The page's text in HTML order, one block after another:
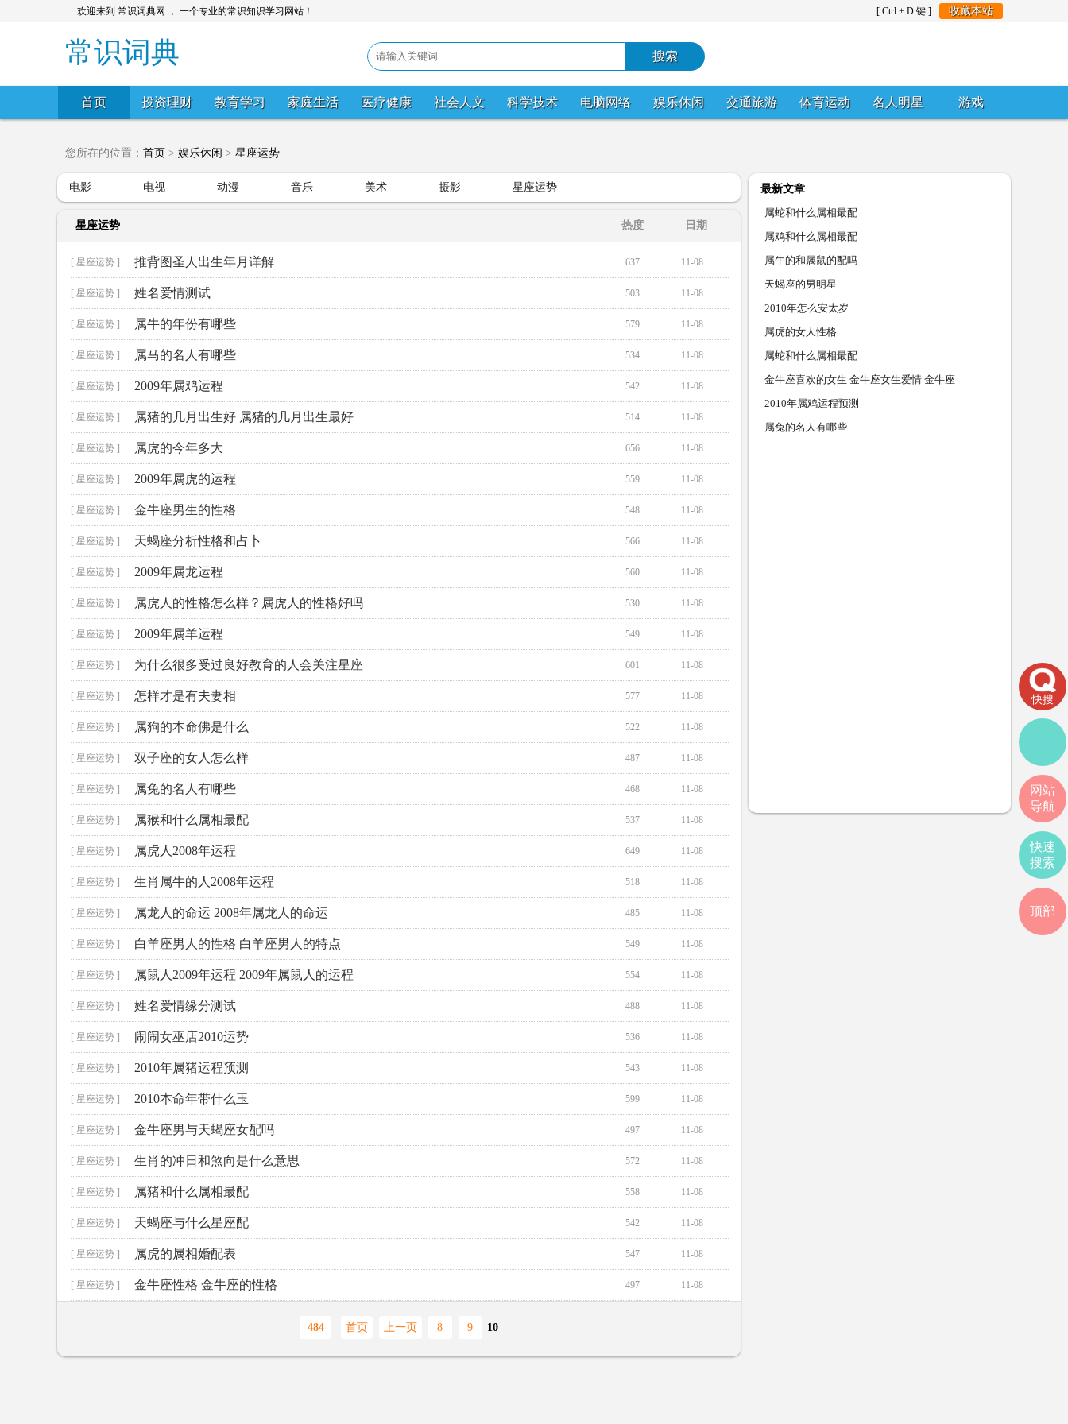
欢迎来到 常识词典网 ， 一个专业的常识知识学习网站！ [ Ctrl + D 键 ] 收藏本站
常识词典
首页 投资理财 教育学习 家庭生活 医疗健康 社会人文 科学技术 电脑网络 娱乐休闲 交通旅游 体育运动 名人明星 游戏
您所在的位置： 首页 > 娱乐休闲 > 星座运势
电影 电视 动漫 音乐 美术 摄影 星座运势
星座运势 日期
热度
[ 星座运势 ] 推背图圣人出生年月详解 11-08
637
[ 星座运势 ] 姓名爱情测试 11-08
503
[ 星座运势 ] 属牛的年份有哪些 11-08
579
[ 星座运势 ] 属马的名人有哪些 11-08
534
[ 星座运势 ] 2009年属鸡运程 11-08
542
[ 星座运势 ] 属猪的几月出生好 属猪的几月出生最好 11-08
514
[ 星座运势 ] 属虎的今年多大 11-08
656
[ 星座运势 ] 2009年属虎的运程 11-08
559
[ 星座运势 ] 金牛座男生的性格 11-08
548
[ 星座运势 ] 天蝎座分析性格和占卜 11-08
566
[ 星座运势 ] 2009年属龙运程 11-08
560
[ 星座运势 ] 属虎人的性格怎么样？属虎人的性格好吗 11-08
530
[ 星座运势 ] 2009年属羊运程 11-08
549
[ 星座运势 ] 为什么很多受过良好教育的人会关注星座 11-08
601
[ 星座运势 ] 怎样才是有夫妻相 11-08
577
[ 星座运势 ] 属狗的本命佛是什么 11-08
522
[ 星座运势 ] 双子座的女人怎么样 11-08
487
[ 星座运势 ] 属兔的名人有哪些 11-08
468
[ 星座运势 ] 属猴和什么属相最配 11-08
537
[ 星座运势 ] 属虎人2008年运程 11-08
649
[ 星座运势 ] 生肖属牛的人2008年运程 11-08
518
[ 星座运势 ] 属龙人的命运 2008年属龙人的命运 11-08
485
[ 星座运势 ] 白羊座男人的性格 白羊座男人的特点 11-08
549
[ 星座运势 ] 属鼠人2009年运程 2009年属鼠人的运程 11-08
554
[ 星座运势 ] 姓名爱情缘分测试 11-08
488
[ 星座运势 ] 闹闹女巫店2010运势 11-08
536
[ 星座运势 ] 2010年属猪运程预测 11-08
543
[ 星座运势 ] 2010本命年带什么玉 11-08
599
[ 星座运势 ] 金牛座男与天蝎座女配吗 11-08
497
[ 星座运势 ] 生肖的冲日和煞向是什么意思 11-08
572
[ 星座运势 ] 属猪和什么属相最配 11-08
558
[ 星座运势 ] 天蝎座与什么星座配 11-08
542
[ 星座运势 ] 属虎的属相婚配表 11-08
547
[ 星座运势 ] 金牛座性格 金牛座的性格 11-08
497
484 首页 上一页 8 9 10
最新文章
属蛇和什么属相最配
属鸡和什么属相最配
属牛的和属鼠的配吗
天蝎座的男明星
2010年怎么安太岁
属虎的女人性格
属蛇和什么属相最配
金牛座喜欢的女生 金牛座女生爱情 金牛座
2010年属鸡运程预测
属兔的名人有哪些
快搜
网站
导航
快速
搜索
顶部